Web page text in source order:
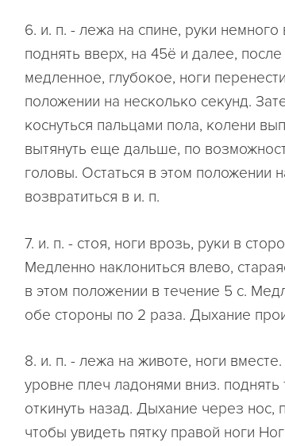
6. и. п. - лежа на спине, руки
поднять вверх, на 45ё и далее,
медленное, глубокое, ноги
положении на несколько секунд.
коснуться пальцами пола, колени
вытянуть еще дальше, по
головы. Остаться в этом положении
возвратиться в и. п.
7. и. п. - стоя, ноги врозь, руки в
Медленно наклониться влево,
в этом положении в течение 5 с.
обе стороны по 2 раза. Дыхание
8. и. п. - лежа на животе, ноги
уровне плеч ладонями вниз.
откинуть назад. Дыхание через нос,
чтобы увидеть пятку правой ноги